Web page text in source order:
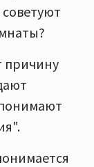
советуют
причину